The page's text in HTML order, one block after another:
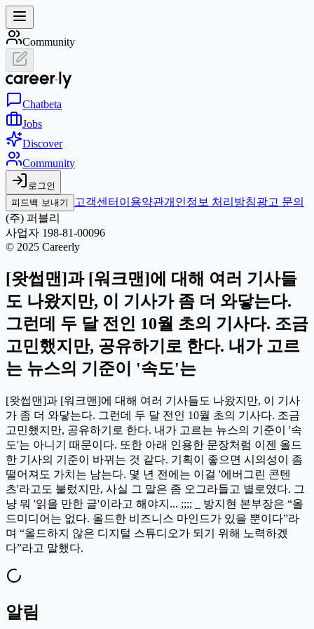
Community
Chatbeta
Jobs
Discover
Community
로그인
피드백 보내기
고객센터 이용약관개인정보 처리방침광고 문의
(주) 퍼블리
사업자 198-81-00096
© 2025 Careerly
[왓썹맨]과 [워크맨]에 대해 여러 기사들
도 나왔지만, 이 기사가 좀 더 와닿는다.
그런데 두 달 전인 10월 초의 기사다. 조금
고민했지만, 공유하기로 한다. 내가 고르
는 뉴스의 기준이 '속도'는
[왓썹맨]과 [워크맨]에 대해 여러 기사들도 나왔지만, 이 기사
가 좀 더 와닿는다. 그런데 두 달 전인 10월 초의 기사다. 조금
고민했지만, 공유하기로 한다. 내가 고르는 뉴스의 기준이 '속
도'는 아니기 때문이다. 또한 아래 인용한 문장처럼 이젠 올드
한 기사의 기준이 바뀌는 것 같다. 기획이 좋으면 시의성이 좀
떨어져도 가치는 남는다. 몇 년 전에는 이걸 '에버그린 콘텐
츠'라고도 불렀지만, 사실 그 말은 좀 오그라들고 별로였다. 그
냥 뭐 '읽을 만한 글'이라고 해야지... ;;;; _ 방지현 본부장은 “올
드미디어는 없다. 올드한 비즈니스 마인드가 있을 뿐이다”라
며 “올드하지 않은 디지털 스튜디오가 되기 위해 노력하겠
다”라고 말했다.
알림